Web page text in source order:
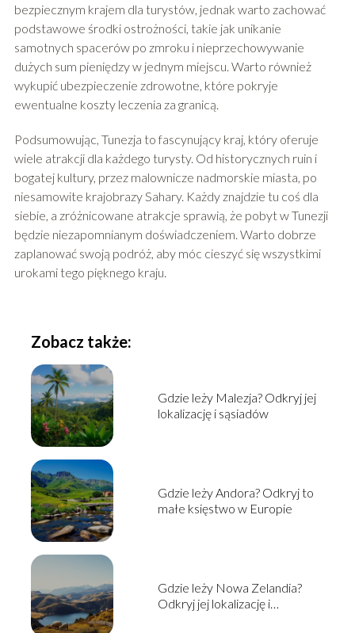
bezpiecznym krajem dla turystów, jednak warto zachować
podstawowe środki ostrożności, takie jak unikanie
samotnych spacerów po zmroku i nieprzechowywanie
dużych sum pieniędzy w jednym miejscu. Warto również
wykupić ubezpieczenie zdrowotne, które pokryje
ewentualne koszty leczenia za granicą.
Podsumowując, Tunezja to fascynujący kraj, który oferuje
wiele atrakcji dla każdego turysty. Od historycznych ruin i
bogatej kultury, przez malownicze nadmorskie miasta, po
niesamowite krajobrazy Sahary. Każdy znajdzie tu coś dla
siebie, a zróżnicowane atrakcje sprawią, że pobyt w Tunezji
będzie niezapomnianym doświadczeniem. Warto dobrze
zaplanować swoją podróż, aby móc cieszyć się wszystkimi
urokami tego pięknego kraju.
Zobacz także:
Gdzie leży Malezja? Odkryj jej
lokalizację i sąsiadów
Gdzie leży Andora? Odkryj to
małe księstwo w Europie
Gdzie leży Nowa Zelandia?
Odkryj jej lokalizację i